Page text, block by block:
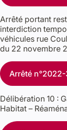
Arrêté portant
interdiction
véhicules rue
du 22 novembre
Arrêté
Délibération 10 :
Habitat –